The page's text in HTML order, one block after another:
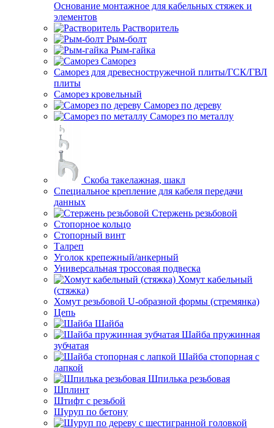
Основание монтажное для кабельных стяжек и
элементов
Растворитель
Рым-болт
Рым-гайка
Саморез
Саморез для древесностружечной плиты/ГСК/ГВЛ
плиты
Саморез кровельный
Саморез по дереву
Саморез по металлу
Скоба такелажная, шакл
Специальное крепление для кабеля передачи
данных
Стержень резьбовой
Стопорное кольцо
Стопорный винт
Талреп
Уголок крепежный/анкерный
Универсальная троссовая подвеска
Хомут кабельный
(стяжка)
Хомут резьбовой U-образной формы (стремянка)
Цепь
Шайба
Шайба пружинная
зубчатая
Шайба стопорная с
лапкой
Шпилька резьбовая
Шплинт
Штифт с резьбой
Шуруп по бетону